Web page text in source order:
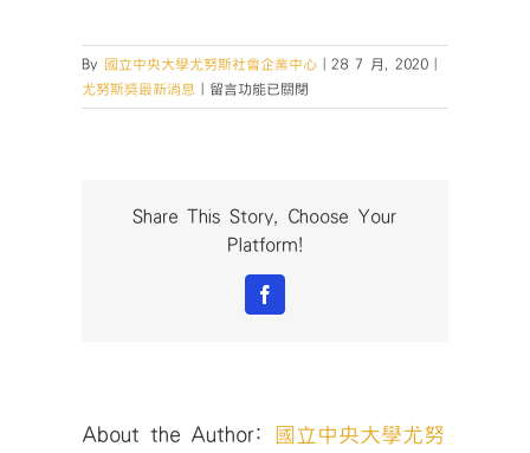
By 國立中央大學尤努斯社會企業中心 28 7 月, 2020
尤努斯獎最新消息
在
〈【精
7/19-
《微
企
留言功能已關閉
Share This Story, Choose Your
Platform!
Facebook
About the Author:
國立中央大學尤努